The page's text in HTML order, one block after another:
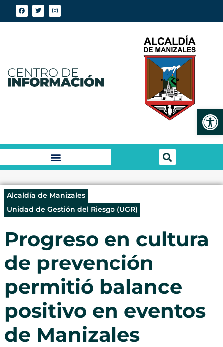
Alcaldía de Manizales
Unidad de Gestión del Riesgo (UGR)
Progreso en cultura
de prevención
permitió balance
positivo en eventos
de Manizales